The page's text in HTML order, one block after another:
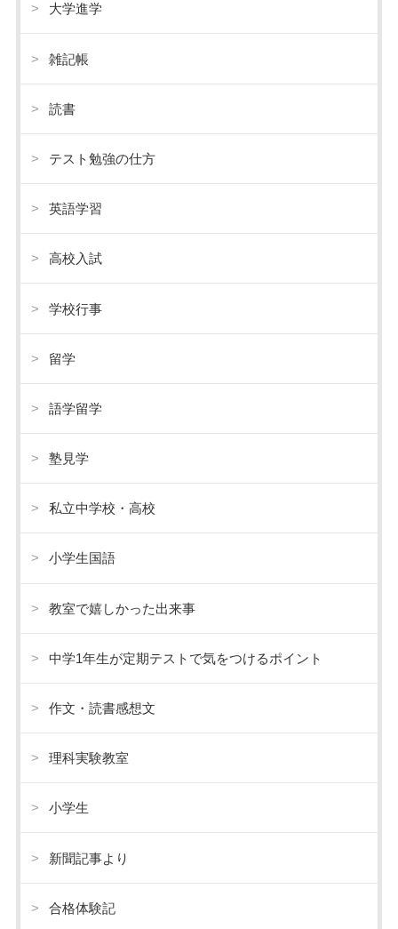
大学進学
雑記帳
読書
テスト勉強の仕方
英語学習
高校入試
学校行事
留学
語学留学
塾見学
私立中学校・高校
小学生国語
教室で嬉しかった出来事
中学1年生が定期テストで気をつけるポイント
作文・読書感想文
理科実験教室
小学生
新聞記事より
合格体験記